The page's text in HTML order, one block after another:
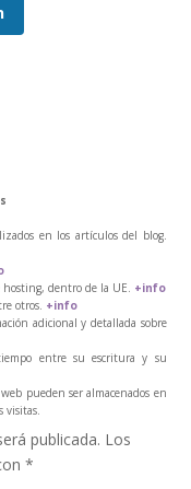
en los artículos del blog.
hosting, dentro de la UE. +info
otros. +info
adicional y detallada sobre
entre su escritura y su
pueden ser almacenados en
visitas.
publicada. Los
*